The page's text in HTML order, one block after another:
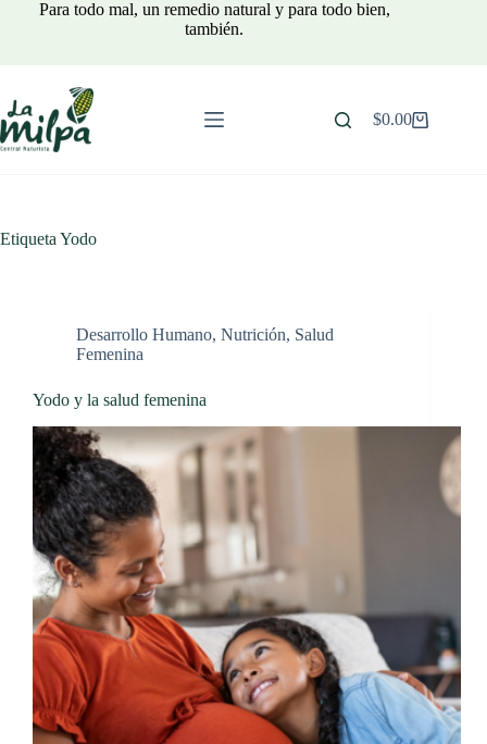
Para todo mal, un remedio natural y para todo bien,
también.
Carro
$0.00
Etiqueta Yodo
Desarrollo Humano, Nutrición, Salud
Femenina
Yodo y la salud femenina